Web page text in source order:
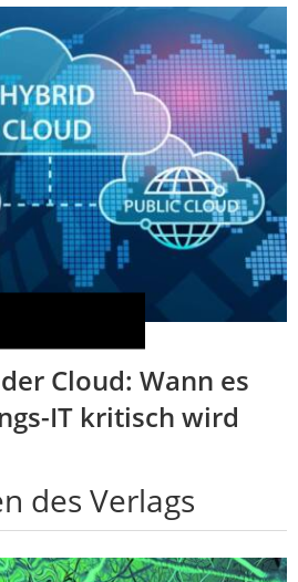
Cloud: Wann es
IT kritisch wird
des Verlags